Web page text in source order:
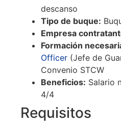
descanso
Tipo de buque:
Empresa
Formación
Officer (Jefe de
Convenio STCW
Beneficios: Salario
4/4
Requisitos